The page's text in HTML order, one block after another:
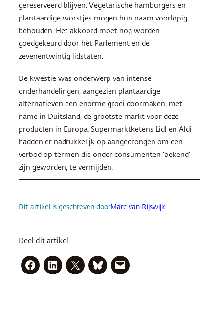
gereserveerd blijven. Vegetarische hamburgers en
plantaardige worstjes mogen hun naam voorlopig
behouden. Het akkoord moet nog worden
goedgekeurd door het Parlement en de
zevenentwintig lidstaten.
De kwestie was onderwerp van intense
onderhandelingen, aangezien plantaardige
alternatieven een enorme groei doormaken, met
name in Duitsland, de grootste markt voor deze
producten in Europa. Supermarktketens Lidl en Aldi
hadden er nadrukkelijk op aangedrongen om een ​​
verbod op termen die onder consumenten ‘bekend’
zijn geworden, te vermijden.
Dit artikel is geschreven doorMarc van Rijswijk
Deel dit artikel